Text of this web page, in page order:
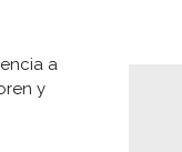
a
y